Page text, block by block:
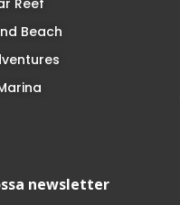
Reef
Beach
newsletter